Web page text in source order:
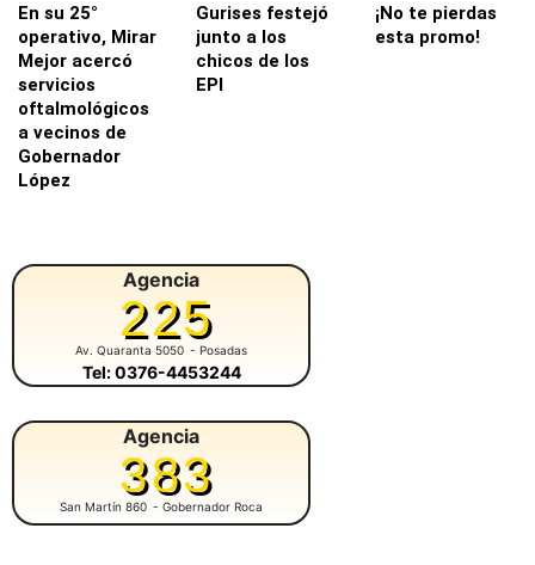
En su 25°
operativo, Mirar
Mejor acercó
servicios
oftalmológicos
a vecinos de
Gobernador
López
Gurises festejó
junto a los
chicos de los
EPI
¡No te pierdas
esta promo!
Agencia
225
Av. Quaranta 5050 - Posadas
Tel: 0376-4453244
Agencia
383
San Martín 860 - Gobernador Roca